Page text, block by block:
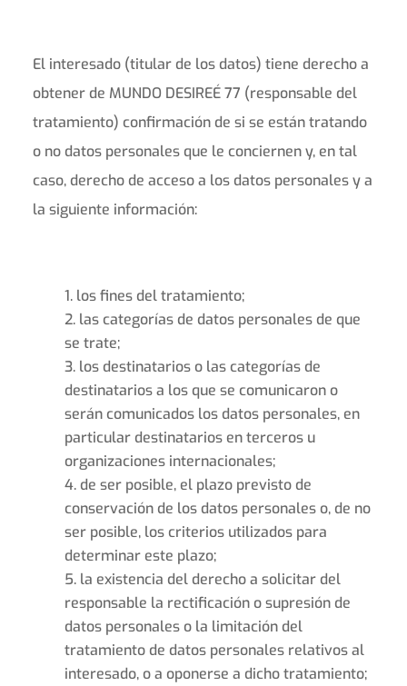
El interesado (titular de los datos) tiene derecho a
obtener de MUNDO DESIREÉ 77 (responsable del
tratamiento) confirmación de si se están tratando
o no datos personales que le conciernen y, en tal
caso, derecho de acceso a los datos personales y a
la siguiente información:
los fines del tratamiento;
las categorías de datos personales de que
se trate;
los destinatarios o las categorías de
destinatarios a los que se comunicaron o
serán comunicados los datos personales, en
particular destinatarios en terceros u
organizaciones internacionales;
de ser posible, el plazo previsto de
conservación de los datos personales o, de no
ser posible, los criterios utilizados para
determinar este plazo;
la existencia del derecho a solicitar del
responsable la rectificación o supresión de
datos personales o la limitación del
tratamiento de datos personales relativos al
interesado, o a oponerse a dicho tratamiento;